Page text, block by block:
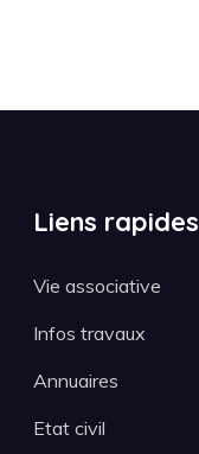
Liens rapides
Vie associative
Infos travaux
Annuaires
Etat civil